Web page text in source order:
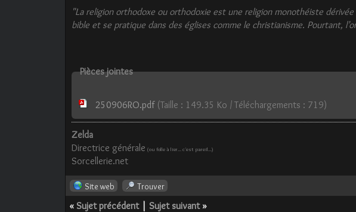
"La religion orthodoxe ou orthodoxie est une religion monothéiste
bible et se pratique dans des églises comme le christianisme. Pourtant,
Pièces jointes
250906RO.pdf(Taille : 149.35 Ko / Téléchargements : 719)
Zelda
Directrice générale (ou folle à lier... c'est pareil...)
Sorcellerie.net
Site web Trouver
« Sujet précédent| Sujet suivant»